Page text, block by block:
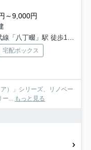
～9,000円
「八丁畷」駅 徒歩12分
宅配ボックス
）」シリーズ、リノベー
ー... もっと見る